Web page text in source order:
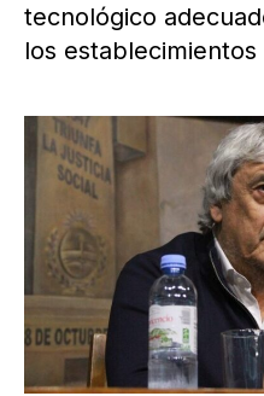
tecnológico
los establecimientos